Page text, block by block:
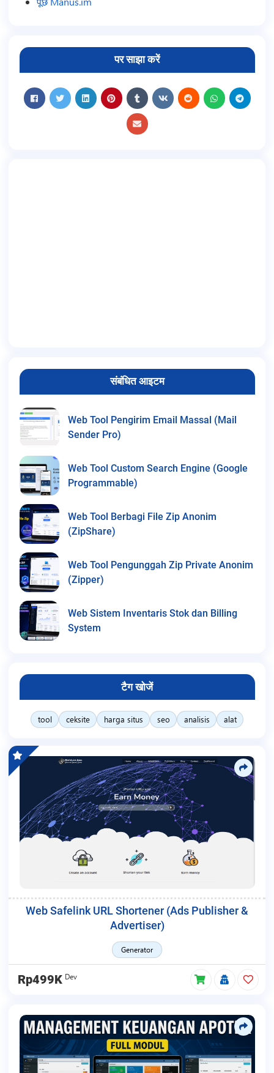
पर साझा करें
संबंधित आइटम
Web Tool Pengirim Email Massal (Mail
Sender Pro)
Web Tool Custom Search Engine (Google
Programmable)
Web Tool Berbagi File Zip Anonim
(ZipShare)
Web Tool Pengunggah Zip Private Anonim
(Zipper)
Web Sistem Inventaris Stok dan Billing
System
टैग खोजें
tool ceksite harga situs seo analisis alat
Web Safelink URL Shortener (Ads Publisher &
Advertiser)
Generator
Rp499K Dev